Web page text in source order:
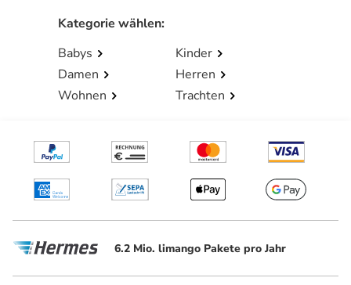
Kategorie wählen:
Babys
Kinder
Damen
Herren
Wohnen
Trachten
6.2 Mio. limango Pakete pro Jahr